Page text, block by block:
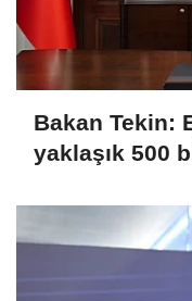
Bakan Tekin:
yaklaşık 500